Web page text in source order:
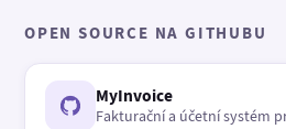
OPEN SOURCE NA GITHUBU
MyInvoice
Fakturační a účetní systém